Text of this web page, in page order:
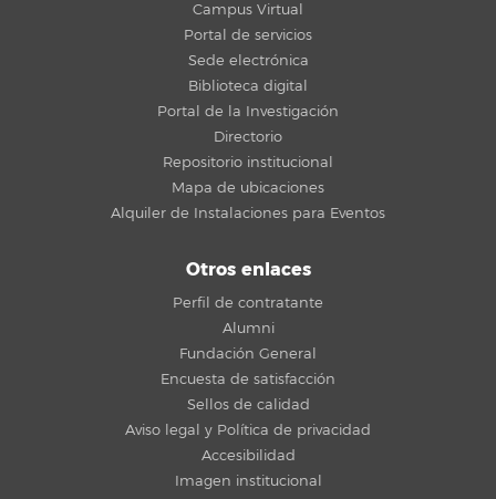
Campus Virtual
Portal de servicios
Sede electrónica
Biblioteca digital
Portal de la Investigación
Directorio
Repositorio institucional
Mapa de ubicaciones
Alquiler de Instalaciones para Eventos
Otros enlaces
Perfil de contratante
Alumni
Fundación General
Encuesta de satisfacción
Sellos de calidad
Aviso legal y Política de privacidad
Accesibilidad
Imagen institucional